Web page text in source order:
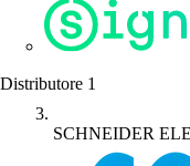
Distributore 1
SCHNEIDER